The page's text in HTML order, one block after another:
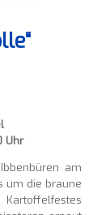
Uhr
am
um die braune